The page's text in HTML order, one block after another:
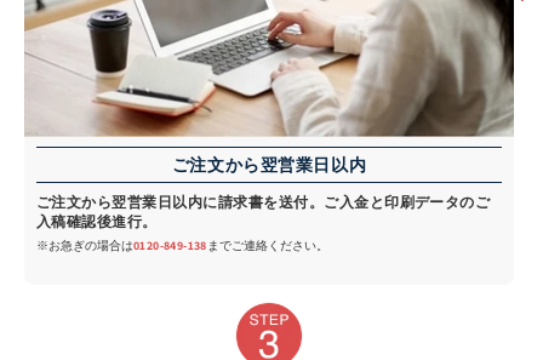
ご注文から翌営業日以内
ご注文から翌営業日以内に請求書を送付。ご入金と印刷データのご
入稿確認後進行。
※お急ぎの場合は0120-849-138 までご連絡ください。